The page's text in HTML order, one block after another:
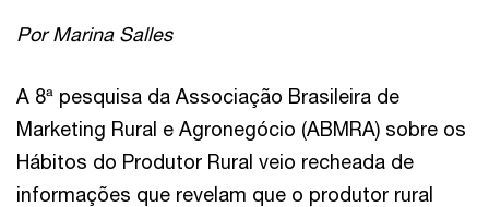
Por Marina Salles
A 8ª pesquisa da Associação Brasileira de
Marketing Rural e Agronegócio (ABMRA) sobre os
Hábitos do Produtor Rural veio recheada de
informações que revelam que o produtor rural